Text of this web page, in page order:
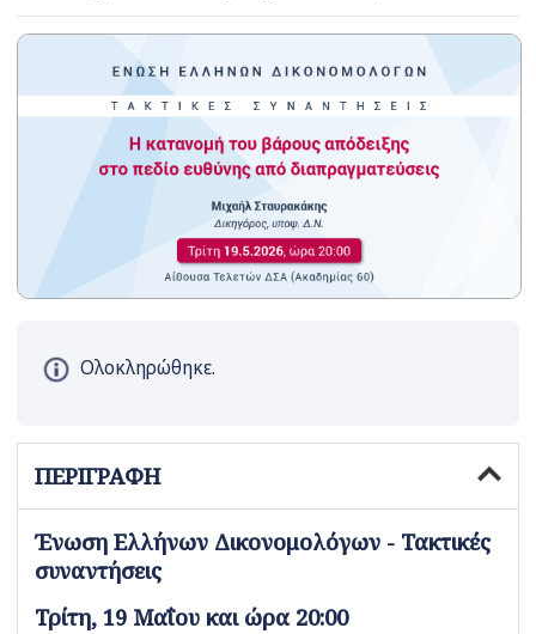
Ολοκληρώθηκε.
ΠΕΡΙΓΡΑΦΗ
Ένωση Ελλήνων Δικονομολόγων - Τακτικές
συναντήσεις
Τρίτη, 19 Μαΐου και ώρα 20:00